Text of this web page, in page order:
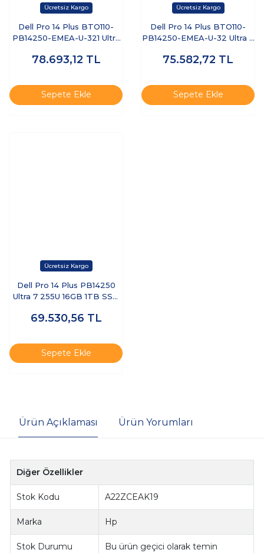
Dell Pro 14 Plus BTO110-
PB14250-EMEA-U-321 Ultra
Free Dos Dizüstü Bilgisayar
78.693,12 TL
Sepete Ekle
Dell Pro 14 Plus BTO110-
PB14250-EMEA-U-32 Ultra 7
Ubuntu Dizüstü Bilgisayar
75.582,72 TL
Sepete Ekle
Dell Pro 14 Plus PB14250
Ultra 7 255U 16GB 1TB SSD
PB14250-UBU
69.530,56 TL
Sepete Ekle
Ürün Açıklaması Ürün Yorumları
Diğer Özellikler
Stok Kodu A22ZCEAK19
Marka Hp
Stok Durumu
Bu ürün geçici olarak temin